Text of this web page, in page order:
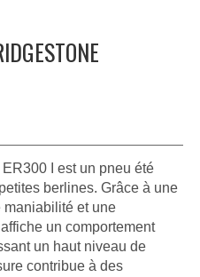
I est un pneu été
berlines. Grâce à une
et une
un comportement
un haut niveau de
contribue à des